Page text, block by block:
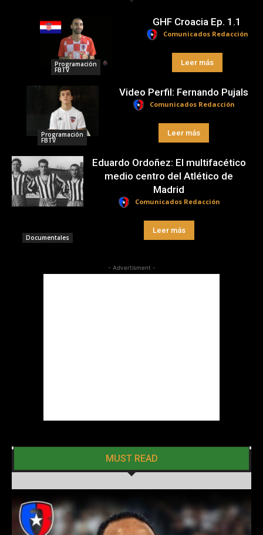
Programación
FBTV
GHF Croacia Ep. 1.1
Comunicados Redacción
Leer más
Programación
FBTV
Video Perfil: Fernando Pujals
Comunicados Redacción
Leer más
Documentales
Eduardo Ordoñez: El multifacético
medio centro del Atlético de
Madrid
Comunicados Redacción
Leer más
- Advertisment -
MUST READ